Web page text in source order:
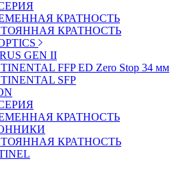
КРАТНОСТЬ
КРАТНОСТЬ
GEN II
FFP ED Zero Stop 34 мм
SFP
КРАТНОСТЬ
КРАТНОСТЬ